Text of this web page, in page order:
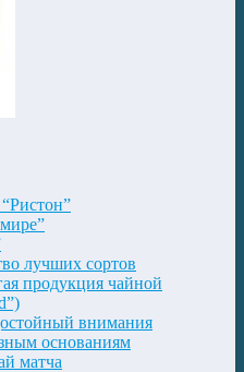
лучших сортов
продукция чайной
внимания
основаниям
матча